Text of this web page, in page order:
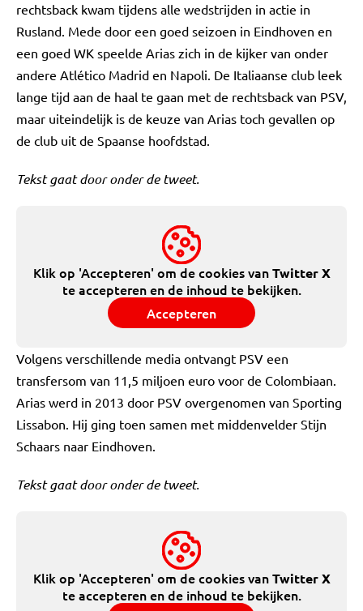
rechtsback kwam tijdens alle wedstrijden in actie in
Rusland. Mede door een goed seizoen in Eindhoven en
een goed WK speelde Arias zich in de kijker van onder
andere Atlético Madrid en Napoli. De Italiaanse club leek
lange tijd aan de haal te gaan met de rechtsback van PSV,
maar uiteindelijk is de keuze van Arias toch gevallen op
de club uit de Spaanse hoofdstad.
Tekst gaat door onder de tweet.
Klik op 'Accepteren' om de cookies vanTwitter X
te accepteren en de inhoud te bekijken.
Accepteren
Volgens verschillende media ontvangt PSV een
transfersom van 11,5 miljoen euro voor de Colombiaan.
Arias werd in 2013 door PSV overgenomen van Sporting
Lissabon. Hij ging toen samen met middenvelder Stijn
Schaars naar Eindhoven.
Tekst gaat door onder de tweet.
Klik op 'Accepteren' om de cookies vanTwitter X
te accepteren en de inhoud te bekijken.